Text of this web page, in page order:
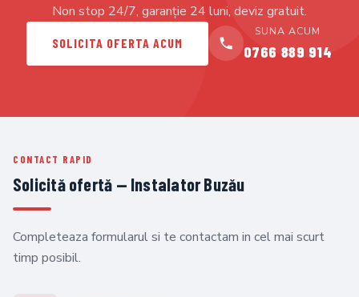
Non stop 24/7, garanție 24 luni, deviz gratuit.
SOLICITA OFERTA ACUM
SUNA ACUM
0766 889 914
CONTACT RAPID
Solicită ofertă — Instalator Buzău
Completeaza formularul si te contactam in cel mai scurt
timp posibil.